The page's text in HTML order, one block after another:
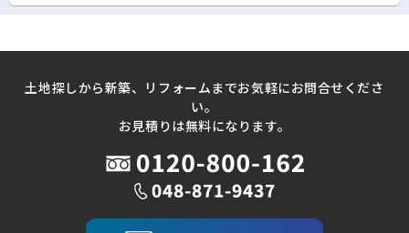
土地探しから新築、リフォームまでお気軽にお問合せくださ
い。
お見積りは無料になります。